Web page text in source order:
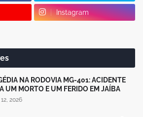
Instagram
NA RODOVIA MG-401: ACIDENTE
UM MORTO E UM FERIDO EM JAÍBA
2026